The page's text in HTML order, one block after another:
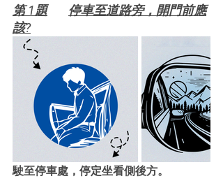
第 1題	停車至道路旁，開門前應
該?
駛至停車處，停定坐看側後方。